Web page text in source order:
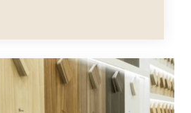
ha cambiado las reglas
de los productos de
Conocida por su
resistencia-peso, su
dimensional y su
la LVL está ganando